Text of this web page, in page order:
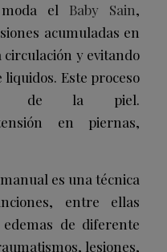
el Baby Sain,
acumuladas en
y evitando
Este proceso
de la piel.
en piernas,
manual es una técnica
entre ellas
de diferente
lesiones,